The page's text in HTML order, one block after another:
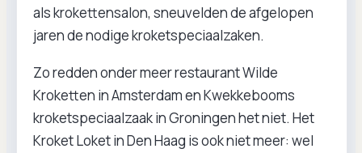
als krokettensalon, sneuvelden de afgelopen
jaren de nodige kroketspeciaalzaken.
Zo redden onder meer restaurant Wilde
Kroketten in Amsterdam en Kwekkebooms
kroketspeciaalzaak in Groningen het niet. Het
Kroket Loket in Den Haag is ook niet meer: wel